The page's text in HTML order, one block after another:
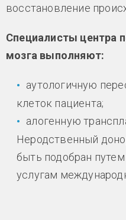
восстановление
Специалисты центра
мозга выполняют:
аутологичную
клеток пациента;
алогенную
Неродственный
быть подобран
услугам